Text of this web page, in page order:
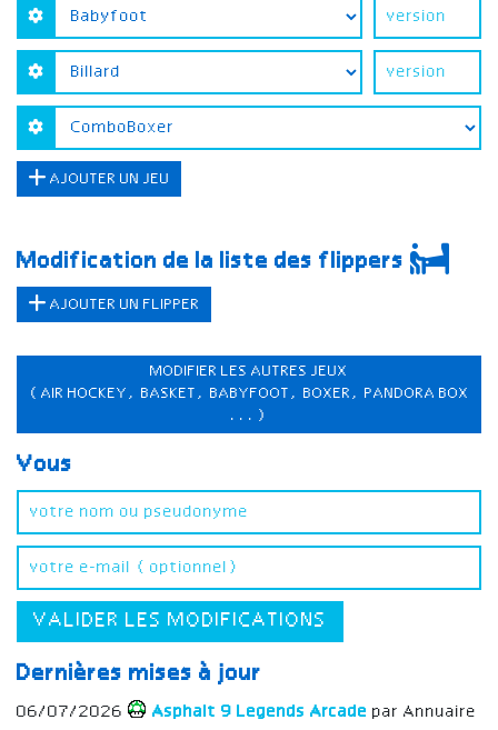
AJOUTER UN JEU
Modification de la liste des flippers
AJOUTER UN FLIPPER
MODIFIER LES AUTRES JEUX
(AIR HOCKEY, BASKET, BABYFOOT, BOXER, PANDORA BOX
...)
Vous
VALIDER LES MODIFICATIONS
Dernières mises à jour
06/07/2026 Asphalt 9 Legends Arcade par Annuaire